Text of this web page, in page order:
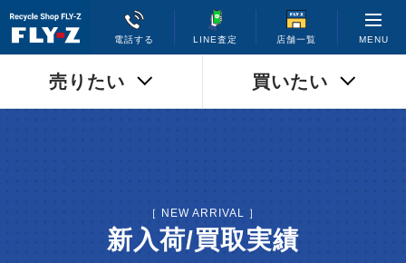
電話する LINE査定 店舗一覧 MENU
売りたい 買いたい
［ NEW ARRIVAL ］
新入荷/買取実績